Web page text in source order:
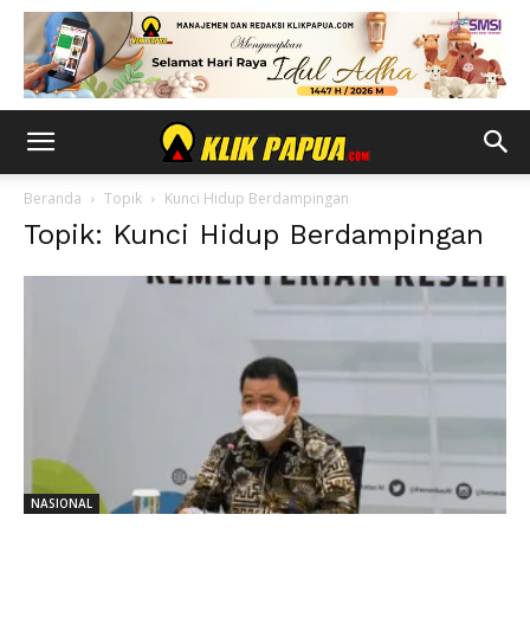
Beranda Topik Kunci Hidup Berdampingan
Topik: Kunci Hidup Berdampingan
NASIONAL